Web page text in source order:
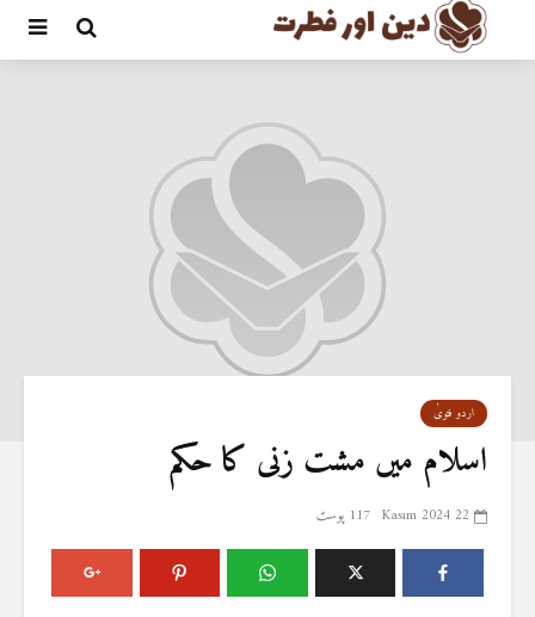
اردو فتویٰ
اسلام میں مشت زنی کا حکم
22 Kasım 2024 117 پوسٹ